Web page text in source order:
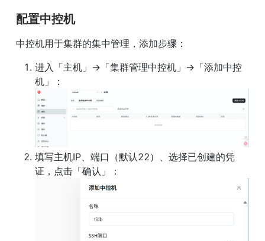
配置中控机
中控机用于集群的集中管理，添加步骤：
进入「主机」→「集群管理中控机」→「添加中控
填写主机IP、端口（默认22）、选择已创建的凭